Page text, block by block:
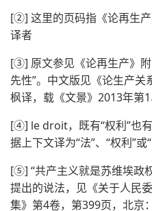
[②] 这里的页码指《论再生
译者
[③] 原文参见《论再生产》
先性”。中文版见《论生产
枫译，载《文景》2013年
[④] le droit，既有“权利”也
据上下文译为“法”、“权利”
[⑤] “共产主义就是苏维埃政
提出的说法，见《关于人民
集》第4卷，第399页，北